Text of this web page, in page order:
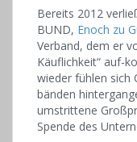
Bereits 2012
BUND, Enoch zu
Verband, dem er
Käuflichkeit“ auf-
wieder fühlen sich
bänden
umstrittene
Spende des